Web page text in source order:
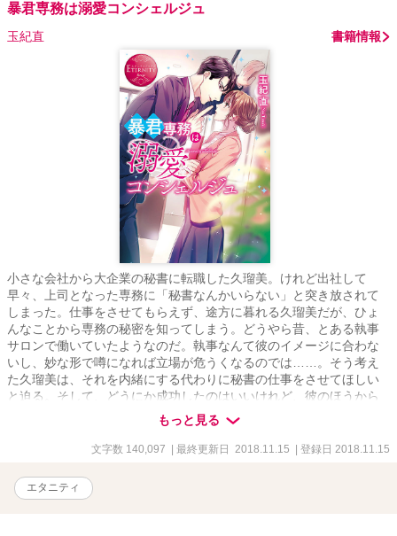
暴君専務は溺愛コンシェルジュ
玉紀直 書籍情報
小さな会社から大企業の秘書に転職した久瑠美。けれど出社して
早々、上司となった専務に「秘書なんかいらない」と突き放されて
しまった。仕事をさせてもらえず、途方に暮れる久瑠美だが、ひょ
んなことから専務の秘密を知ってしまう。どうやら昔、とある執事
サロンで働いていたようなのだ。執事なんて彼のイメージに合わな
いし、妙な形で噂になれば立場が危うくなるのでは……。そう考え
た久瑠美は、それを内緒にする代わりに秘書の仕事をさせてほしい
と迫る。そして、どうにか成功したのはいいけれど、彼のほうから
も思わぬ交換条件を出されてしまい――!?
もっと見る
文字数 140,097 | 最終更新日 2018.11.15 | 登録日 2018.11.15
エタニティ